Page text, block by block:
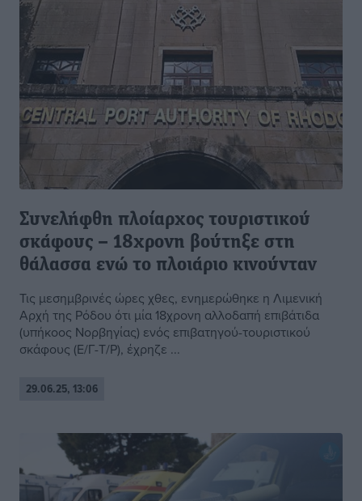
Συνελήφθη πλοίαρχος τουριστικού
σκάφους – 18χρονη βούτηξε στη
θάλασσα ενώ το πλοιάριο κινούνταν
Τις μεσημβρινές ώρες χθες, ενημερώθηκε η Λιμενική
Αρχή της Ρόδου ότι μία 18χρονη αλλοδαπή επιβάτιδα
(υπήκοος Νορβηγίας) ενός επιβατηγού-τουριστικού
σκάφους (Ε/Γ-Τ/Ρ), έχρηζε ...
29.06.25, 13:06